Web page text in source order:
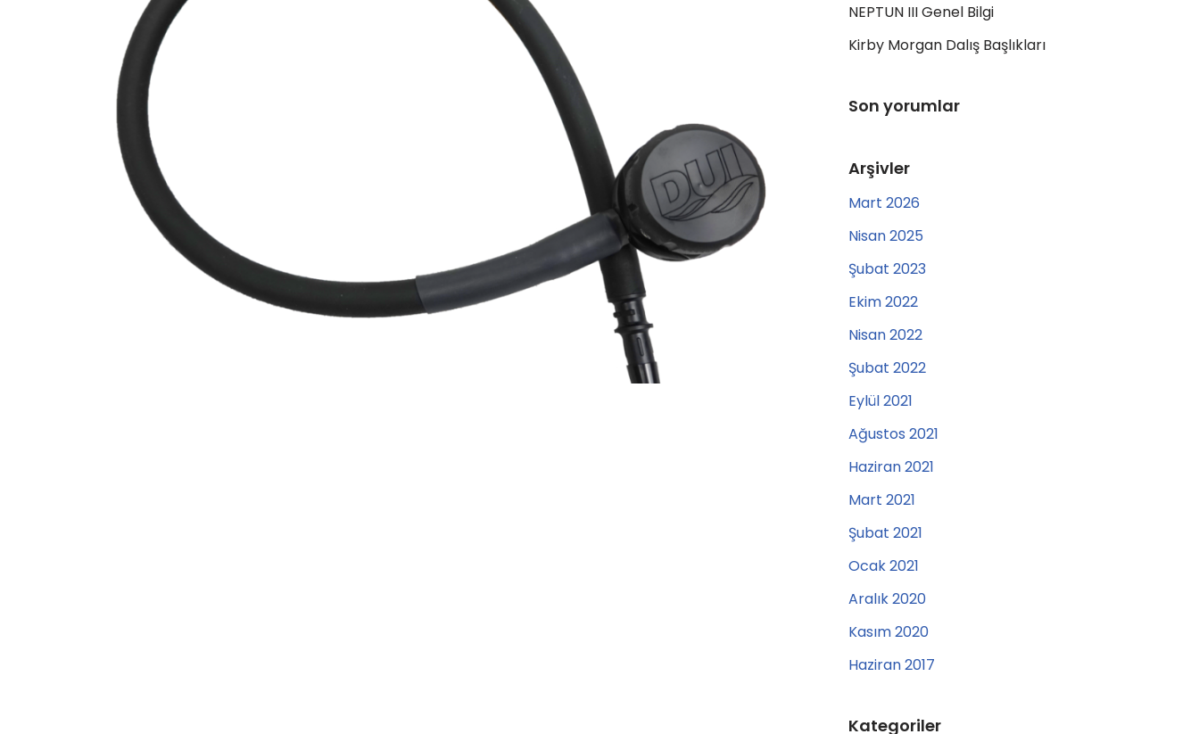
NEPTUN III Genel Bilgi
Kirby Morgan Dalış Başlıkları
Son yorumlar
Arşivler
Mart 2026
Nisan 2025
Şubat 2023
Ekim 2022
Nisan 2022
Şubat 2022
Eylül 2021
Ağustos 2021
Haziran 2021
Mart 2021
Şubat 2021
Ocak 2021
Aralık 2020
Kasım 2020
Haziran 2017
Kategoriler